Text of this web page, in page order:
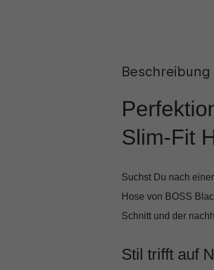
Beschreibung
Slim-Fit
Suchst Du nach
Hose von BOSS
Schnitt und der
Stil trifft auf